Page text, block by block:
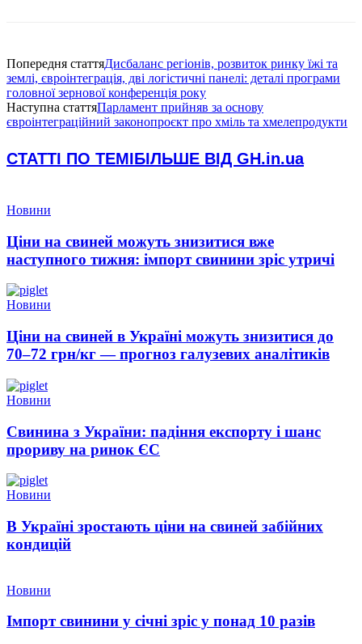
Попередня статтяДисбаланс регіонів, розвиток ринку їжі та
землі, євроінтеграція, дві логістичні панелі: деталі програми
головної зернової конференція року
Наступна статтяПарламент прийняв за основу
євроінтеграційний законопроєкт про хміль та хмелепродукти
СТАТТІ ПО ТЕМІБІЛЬШЕ ВІД GH.in.ua
Новини
Ціни на свиней можуть знизитися вже
наступного тижня: імпорт свинини зріс утричі
Новини
Ціни на свиней в Україні можуть знизитися до
70–72 грн/кг — прогноз галузевих аналітиків
Новини
Свинина з України: падіння експорту і шанс
прориву на ринок ЄС
Новини
В Україні зростають ціни на свиней забійних
кондицій
Новини
Імпорт свинини у січні зріс у понад 10 разів